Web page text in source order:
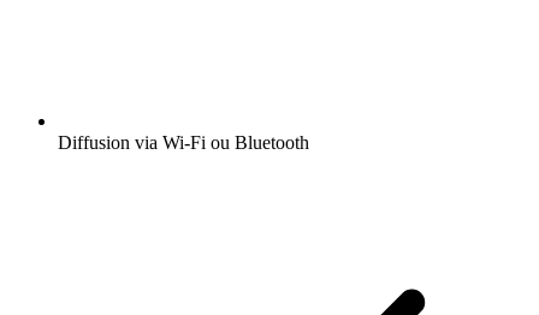
Diffusion via Wi-Fi ou Bluetooth